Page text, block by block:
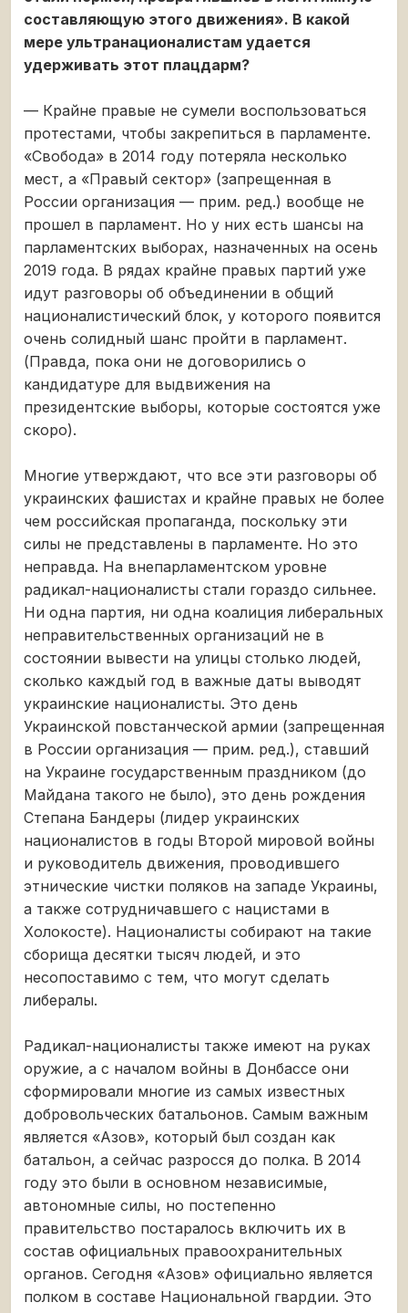
составляющую этого движения». В какой
мере ультранационалистам удается
удерживать этот плацдарм?
— Крайне правые не сумели воспользоваться
протестами, чтобы закрепиться в парламенте.
«Свобода» в 2014 году потеряла несколько
мест, а «Правый сектор» (запрещенная в
России организация — прим. ред.) вообще не
прошел в парламент. Но у них есть шансы на
парламентских выборах, назначенных на осень
2019 года. В рядах крайне правых партий уже
идут разговоры об объединении в общий
националистический блок, у которого появится
очень солидный шанс пройти в парламент.
(Правда, пока они не договорились о
кандидатуре для выдвижения на
президентские выборы, которые состоятся уже
скоро).
Многие утверждают, что все эти разговоры об
украинских фашистах и крайне правых не более
чем российская пропаганда, поскольку эти
силы не представлены в парламенте. Но это
неправда. На внепарламентском уровне
радикал-националисты стали гораздо сильнее.
Ни одна партия, ни одна коалиция либеральных
неправительственных организаций не в
состоянии вывести на улицы столько людей,
сколько каждый год в важные даты выводят
украинские националисты. Это день
Украинской повстанческой армии (запрещенная
в России организация — прим. ред.), ставший
на Украине государственным праздником (до
Майдана такого не было), это день рождения
Степана Бандеры (лидер украинских
националистов в годы Второй мировой войны
и руководитель движения, проводившего
этнические чистки поляков на западе Украины,
а также сотрудничавшего с нацистами в
Холокосте). Националисты собирают на такие
сборища десятки тысяч людей, и это
несопоставимо с тем, что могут сделать
либералы.
Радикал-националисты также имеют на руках
оружие, а с началом войны в Донбассе они
сформировали многие из самых известных
добровольческих батальонов. Самым важным
является «Азов», который был создан как
батальон, а сейчас разросся до полка. В 2014
году это были в основном независимые,
автономные силы, но постепенно
правительство постаралось включить их в
состав официальных правоохранительных
органов. Сегодня «Азов» официально является
полком в составе Национальной гвардии. Это